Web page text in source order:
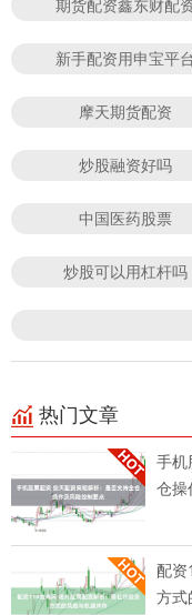
期货配资鑫东财配
新手配资用申宝平
摩天期货配资
炒股融资好吗
中国医药股票
炒股可以用杠杆吗
热门文章
手机
仓操
配资
方式